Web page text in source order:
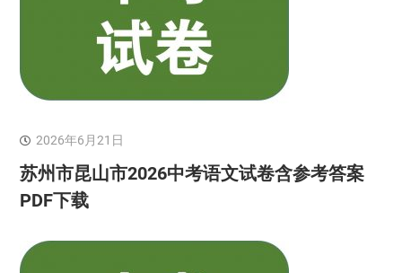
2026年6月21日
苏州市昆山市2026中考语文试卷含参考答案
PDF下载